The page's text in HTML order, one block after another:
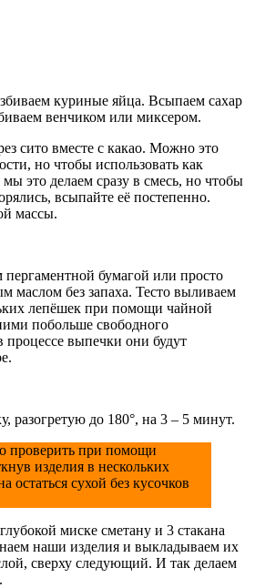
куриные яйца. Всыпаем сахар
венчиком или миксером.
сито вместе с какао. Можно это
но чтобы использовать как
это делаем сразу в смесь, но чтобы
всыпайте её постепенно.
массы.
пергаментной бумагой или просто
маслом без запаха. Тесто выливаем
лепёшек при помощи чайной
побольше свободного
процессе выпечки они будут
разогретую до 180°, на 3 – 5 минут.
проверить при помощи
изделия в нескольких
остаться сухой без кусочков
миске сметану и 3 стакана
наши изделия и выкладываем их
сверху следующий. И так делаем